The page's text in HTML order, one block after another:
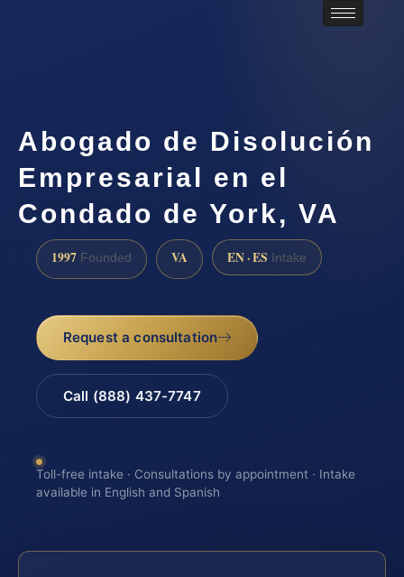
Abogado de Disolución
Empresarial en el
Condado de York, VA
1997 Founded VA EN · ES Intake
Request a consultation
Call (888) 437-7747
Toll-free intake · Consultations by appointment · Intake
available in English and Spanish